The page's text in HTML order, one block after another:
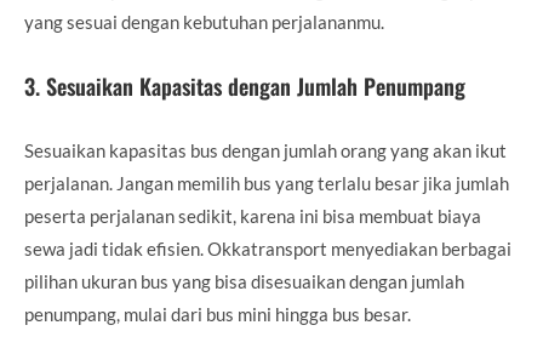
yang sesuai dengan kebutuhan perjalananmu.
3.Sesuaikan Kapasitas dengan Jumlah Penumpang
Sesuaikan kapasitas bus dengan jumlah orang yang akan ikut
perjalanan. Jangan memilih bus yang terlalu besar jika jumlah
peserta perjalanan sedikit, karena ini bisa membuat biaya
sewa jadi tidak efisien. Okkatransport menyediakan berbagai
pilihan ukuran bus yang bisa disesuaikan dengan jumlah
penumpang, mulai dari bus mini hingga bus besar.